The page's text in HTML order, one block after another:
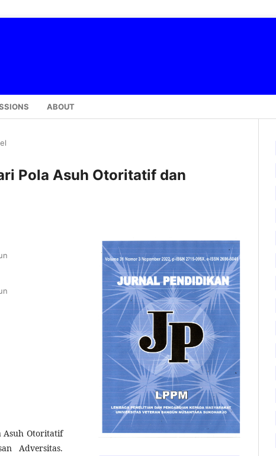
ABOUT
Pola Asuh Otoritatif dan
Asuh Otoritatif
Adversitas.